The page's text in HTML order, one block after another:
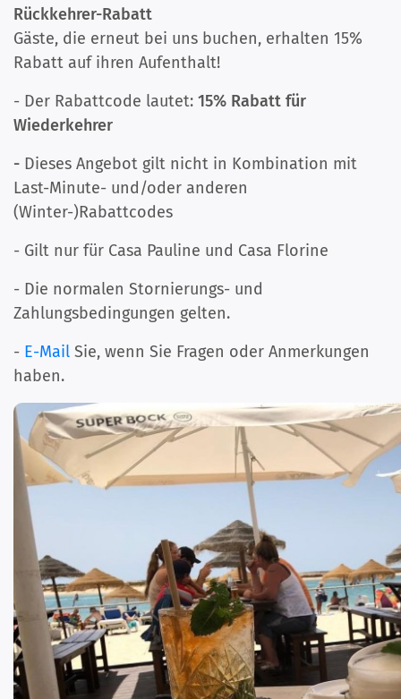
Rückkehrer-Rabatt
Gäste, die erneut bei uns buchen, erhalten 15%
Rabatt auf ihren Aufenthalt!
- Der Rabattcode lautet: 15% Rabatt für
Wiederkehrer
- Dieses Angebot gilt nicht in Kombination mit
Last-Minute- und/oder anderen
(Winter-)Rabattcodes
- Gilt nur für Casa Pauline und Casa Florine
- Die normalen Stornierungs- und
Zahlungsbedingungen gelten.
- E-Mail Sie, wenn Sie Fragen oder Anmerkungen
haben.